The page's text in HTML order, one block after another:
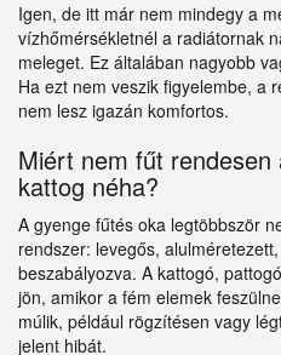
Igen, de itt már nem mindegy a
vízhőmérsékletnél a radiátornak
meleget. Ez általában nagyobb
Ha ezt nem veszik figyelembe, a
nem lesz igazán komfortos.
Miért nem fűt
kattog néha?
A gyenge fűtés oka legtöbbször
rendszer: levegős,
beszabályozva. A kattogó,
jön, amikor a fém elemek
múlik, például rögzítésen vagy
jelent hibát.